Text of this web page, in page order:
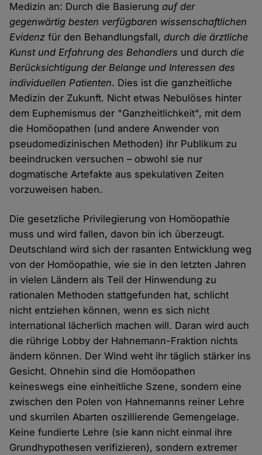
Medizin an: Durch die Basierungauf der
gegenwärtig besten verfügbaren wissenschaftlichen
Evidenz für den Behandlungsfall,durch die ärztliche
Kunst und Erfahrung des Behandlers und durchdie
Berücksichtigung der Belange und Interessen des
individuellen Patienten. Dies ist die ganzheitliche
Medizin der Zukunft. Nicht etwas Nebulöses hinter
dem Euphemismus der "Ganzheitlichkeit", mit dem
die Homöopathen (und andere Anwender von
pseudomedizinischen Methoden) ihr Publikum zu
beeindrucken versuchen – obwohl sie nur
dogmatische Artefakte aus spekulativen Zeiten
vorzuweisen haben.
Die gesetzliche Privilegierung von Homöopathie
muss und wird fallen, davon bin ich überzeugt.
Deutschland wird sich der rasanten Entwicklung weg
von der Homöopathie, wie sie in den letzten Jahren
in vielen Ländern als Teil der Hinwendung zu
rationalen Methoden stattgefunden hat, schlicht
nicht entziehen können, wenn es sich nicht
international lächerlich machen will. Daran wird auch
die rührige Lobby der Hahnemann-Fraktion nichts
ändern können. Der Wind weht ihr täglich stärker ins
Gesicht. Ohnehin sind die Homöopathen
keineswegs eine einheitliche Szene, sondern eine
zwischen den Polen von Hahnemanns reiner Lehre
und skurrilen Abarten oszillierende Gemengelage.
Keine fundierte Lehre (sie kann nicht einmal ihre
Grundhypothesen verifizieren), sondern extremer